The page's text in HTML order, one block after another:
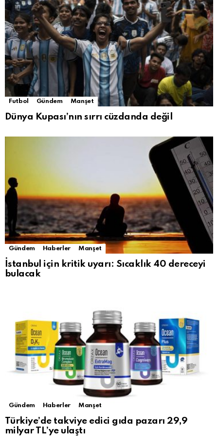
Futbol Gündem Manşet
Dünya Kupası’nın sırrı cüzdanda değil
Gündem Haberler Manşet
İstanbul için kritik uyarı: Sıcaklık 40 dereceyi
bulacak
Gündem Haberler Manşet
Türkiye’de takviye edici gıda pazarı 29,9
milyar TL’ye ulaştı